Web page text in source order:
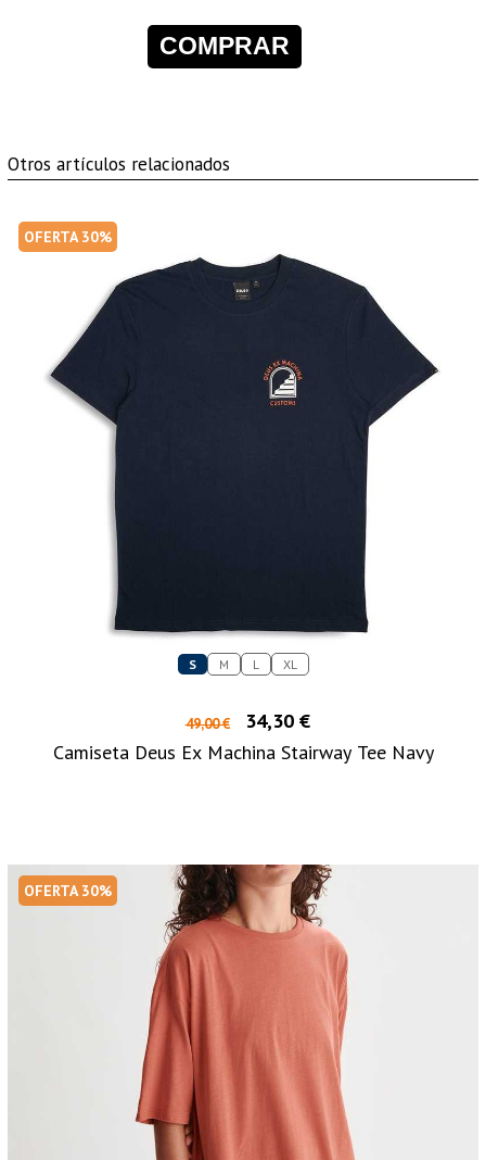
COMPRAR
Otros artículos relacionados
OFERTA 30%
S M L XL
49,00 €
34,30 €
Camiseta Deus Ex Machina Stairway Tee Navy
OFERTA 30%